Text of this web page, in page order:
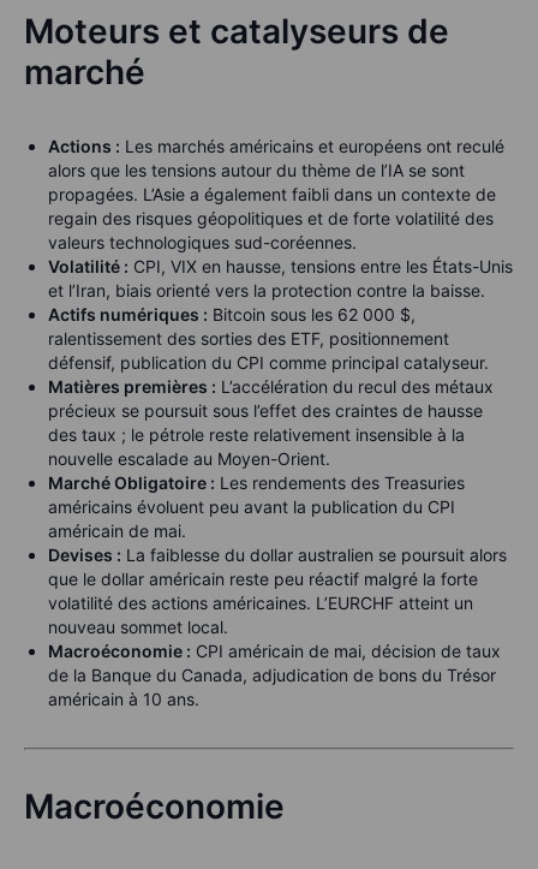
Moteurs et catalyseurs de
marché
Actions : Les marchés américains et européens ont reculé
alors que les tensions autour du thème de l’IA se sont
propagées. L’Asie a également faibli dans un contexte de
regain des risques géopolitiques et de forte volatilité des
valeurs technologiques sud-coréennes.
Volatilité : CPI, VIX en hausse, tensions entre les États-Unis
et l’Iran, biais orienté vers la protection contre la baisse.
Actifs numériques : Bitcoin sous les 62 000 $,
ralentissement des sorties des ETF, positionnement
défensif, publication du CPI comme principal catalyseur.
Matières premières : L’accélération du recul des métaux
précieux se poursuit sous l’effet des craintes de hausse
des taux ; le pétrole reste relativement insensible à la
nouvelle escalade au Moyen-Orient.
Marché Obligatoire : Les rendements des Treasuries
américains évoluent peu avant la publication du CPI
américain de mai.
Devises : La faiblesse du dollar australien se poursuit alors
que le dollar américain reste peu réactif malgré la forte
volatilité des actions américaines. L’EURCHF atteint un
nouveau sommet local.
Macroéconomie : CPI américain de mai, décision de taux
de la Banque du Canada, adjudication de bons du Trésor
américain à 10 ans.
Macroéconomie